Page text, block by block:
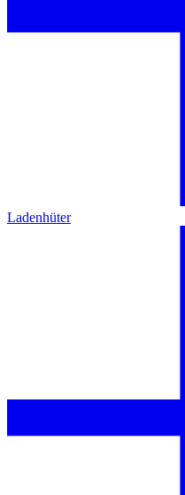
Ladenhüter